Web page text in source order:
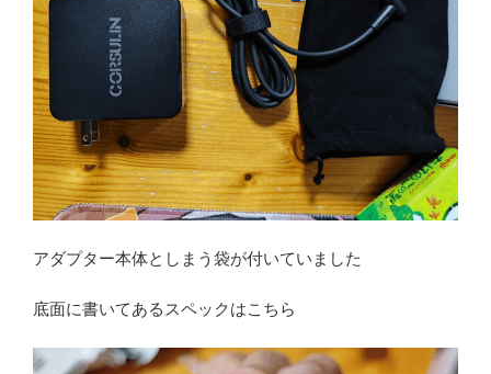
アダプター本体としまう袋が付いていました
底面に書いてあるスペックはこちら